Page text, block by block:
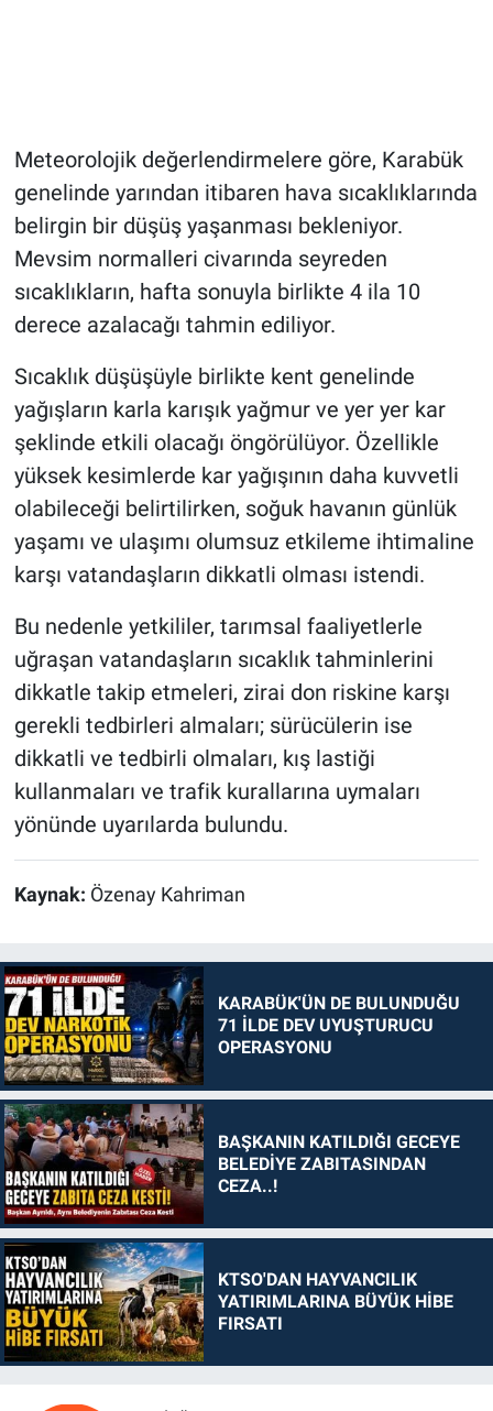
Meteorolojik değerlendirmelere göre, Karabük
genelinde yarından itibaren hava sıcaklıklarında
belirgin bir düşüş yaşanması bekleniyor.
Mevsim normalleri civarında seyreden
sıcaklıkların, hafta sonuyla birlikte 4 ila 10
derece azalacağı tahmin ediliyor.
Sıcaklık düşüşüyle birlikte kent genelinde
yağışların karla karışık yağmur ve yer yer kar
şeklinde etkili olacağı öngörülüyor. Özellikle
yüksek kesimlerde kar yağışının daha kuvvetli
olabileceği belirtilirken, soğuk havanın günlük
yaşamı ve ulaşımı olumsuz etkileme ihtimaline
karşı vatandaşların dikkatli olması istendi.
Bu nedenle yetkililer, tarımsal faaliyetlerle
uğraşan vatandaşların sıcaklık tahminlerini
dikkatle takip etmeleri, zirai don riskine karşı
gerekli tedbirleri almaları; sürücülerin ise
dikkatli ve tedbirli olmaları, kış lastiği
kullanmaları ve trafik kurallarına uymaları
yönünde uyarılarda bulundu.
Kaynak: Özenay Kahriman
KARABÜK'ÜN DE BULUNDUĞU
71 İLDE DEV UYUŞTURUCU
OPERASYONU
BAŞKANIN KATILDIĞI GECEYE
BELEDİYE ZABITASINDAN
CEZA..!
KTSO'DAN HAYVANCILIK
YATIRIMLARINA BÜYÜK HİBE
FIRSATI